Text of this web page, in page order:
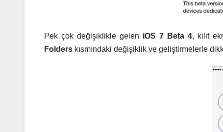
Pek çok değişiklikle gelen iOS 7 Beta 4, kilit
Folders kısmındaki değişiklik ve geliştirmelerle